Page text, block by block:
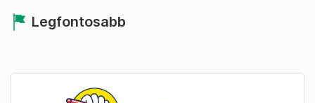
Legfontosabb